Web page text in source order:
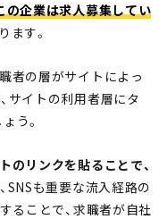
の企業は求人募集してい
ます。
者の層がサイトによっ
サイトの利用者層にタ
う。
のリンクを貼ることで、
SNSも重要な流入経路の
ることで、求職者が自社